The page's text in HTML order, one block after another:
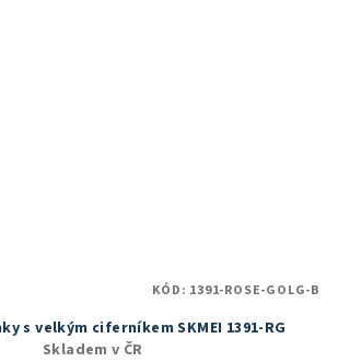
s velkým ciferníkem SKMEI 1391-RG
Skladem v ČR
KÓD: 1391-ROSE-GOLG-B